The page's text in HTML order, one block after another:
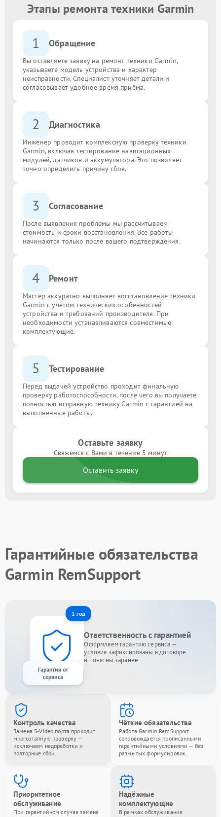
Этапы ремонта техники Garmin
1 Обращение
Вы оставляете заявку на ремонт техники Garmin,
указываете модель устройства и характер
неисправности. Специалист уточняет детали и
согласовывает удобное время приёма.
2 Диагностика
Инженер проводит комплексную проверку техники
Garmin, включая тестирование навигационных
модулей, датчиков и аккумулятора. Это позволяет
точно определить причину сбоя.
3 Согласование
После выявления проблемы мы рассчитываем
стоимость и сроки восстановления. Все работы
начинаются только после вашего подтверждения.
4 Ремонт
Мастер аккуратно выполняет восстановление техники
Garmin с учётом технических особенностей
устройства и требований производителя. При
необходимости устанавливаются совместимые
комплектующие.
5 Тестирование
Перед выдачей устройство проходит финальную
проверку работоспособности, после чего вы получаете
полностью исправную технику Garmin с гарантией на
выполненные работы.
Оставьте заявку
Свяжемся с Вами в течение 5 минут
Оставить заявку
Гарантийные обязательства
Garmin RemSupport
1 год
Гарантия от
сервиса
Ответственность с гарантией
Оформляем гарантию сервиса —
условия зафиксированы в договоре
и понятны заранее.
Контроль качества
Замена S-Video порта проходит
многоэтапную проверку —
исключаем недоработки и
повторные сбои.
Чёткие обязательства
Работа Garmin RemSupport
сопровождается прописанными
гарантийными условиями — без
размытых формулировок.
Приоритетное
обслуживание
При гарантийном случае замена
Надёжные
комплектующие
В рамках обслуживания